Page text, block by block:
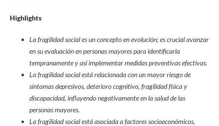
Highlights
La fragilidad social es un concepto en evolución; es crucial avanzar
en su evaluación en personas mayores para identificarla
tempranamente y así implementar medidas preventivas efectivas.
La fragilidad social está relacionada con un mayor riesgo de
síntomas depresivos, deterioro cognitivo, fragilidad física y
discapacidad, influyendo negativamente en la salud de las
personas mayores.
La fragilidad social está asociada a factores socioeconómicos,